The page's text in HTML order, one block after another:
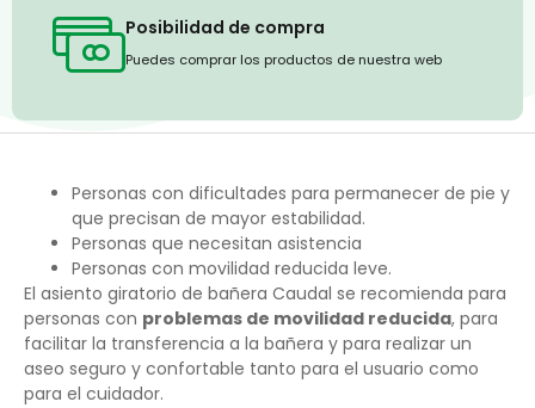
Posibilidad de compra
Puedes comprar los productos de nuestra web
Personas con dificultades para permanecer de pie y
que precisan de mayor estabilidad.
Personas que necesitan asistencia
Personas con movilidad reducida leve.
El asiento giratorio de bañera Caudal se recomienda para
personas con problemas de movilidad reducida, para
facilitar la transferencia a la bañera y para realizar un
aseo seguro y confortable tanto para el usuario como
para el cuidador.